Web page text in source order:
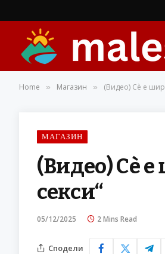
Home » Магазин » (Видео) Сè е
МАГАЗИН
(Видео) Сè е
секси“
05/12/2025 2 Mins Read
Сподели